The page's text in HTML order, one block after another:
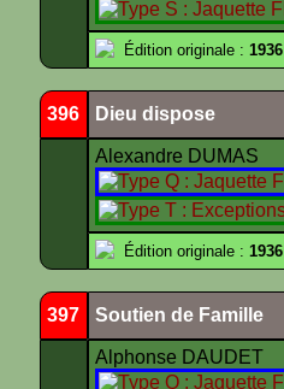
Édition originale : 1936
396 Dieu dispose
Alexandre DUMAS
Édition originale : 1936
397 Soutien de Famille
Alphonse DAUDET